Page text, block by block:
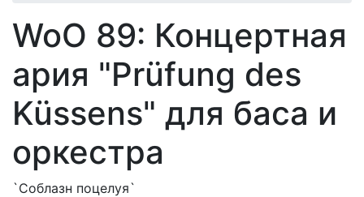
WoO 89: Концертная
ария "Prüfung des
Küssens" для баса и
оркестра
`Соблазн поцелуя`